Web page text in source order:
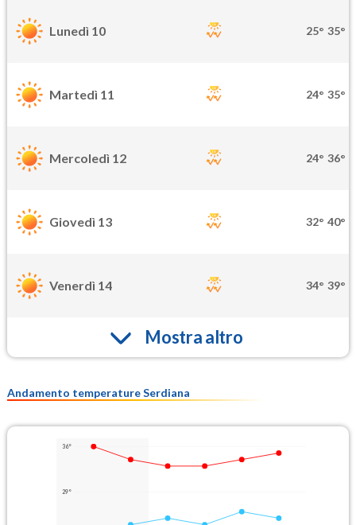
Lunedì 10 25° 35°
Martedì 11 24° 35°
Mercoledì 12 24° 36°
Giovedì 13 32° 40°
Venerdì 14 34° 39°
Mostra altro
Andamento temperature Serdiana
36°
29°